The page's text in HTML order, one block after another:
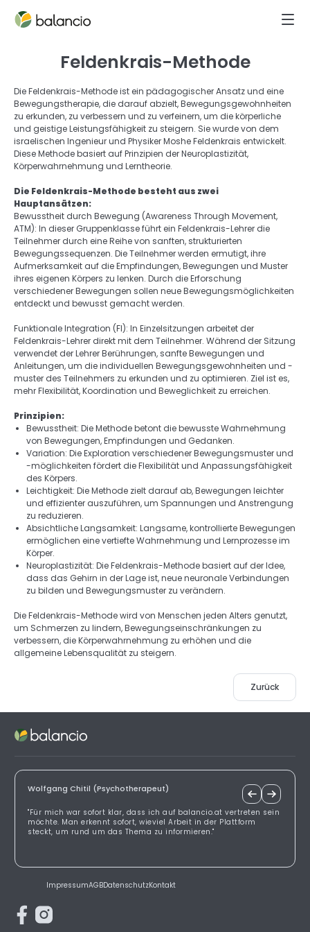
Feldenkrais-Methode
Die Feldenkrais-Methode ist ein pädagogischer Ansatz und eine
Bewegungstherapie, die darauf abzielt, Bewegungsgewohnheiten
zu erkunden, zu verbessern und zu verfeinern, um die körperliche
und geistige Leistungsfähigkeit zu steigern. Sie wurde von dem
israelischen Ingenieur und Physiker Moshe Feldenkrais entwickelt.
Diese Methode basiert auf Prinzipien der Neuroplastizität,
Körperwahrnehmung und Lerntheorie.
Die Feldenkrais-Methode besteht aus zwei
Hauptansätzen:
Bewusstheit durch Bewegung (Awareness Through Movement,
ATM): In dieser Gruppenklasse führt ein Feldenkrais-Lehrer die
Teilnehmer durch eine Reihe von sanften, strukturierten
Bewegungssequenzen. Die Teilnehmer werden ermutigt, ihre
Aufmerksamkeit auf die Empfindungen, Bewegungen und Muster
ihres eigenen Körpers zu lenken. Durch die Erforschung
verschiedener Bewegungen sollen neue Bewegungsmöglichkeiten
entdeckt und bewusst gemacht werden.
Funktionale Integration (FI): In Einzelsitzungen arbeitet der
Feldenkrais-Lehrer direkt mit dem Teilnehmer. Während der Sitzung
verwendet der Lehrer Berührungen, sanfte Bewegungen und
Anleitungen, um die individuellen Bewegungsgewohnheiten und -
muster des Teilnehmers zu erkunden und zu optimieren. Ziel ist es,
mehr Flexibilität, Koordination und Beweglichkeit zu erreichen.
Prinzipien:
Bewusstheit: Die Methode betont die bewusste Wahrnehmung
von Bewegungen, Empfindungen und Gedanken.
Variation: Die Exploration verschiedener Bewegungsmuster und
-möglichkeiten fördert die Flexibilität und Anpassungsfähigkeit
des Körpers.
Leichtigkeit: Die Methode zielt darauf ab, Bewegungen leichter
und effizienter auszuführen, um Spannungen und Anstrengung
zu reduzieren.
Absichtliche Langsamkeit: Langsame, kontrollierte Bewegungen
ermöglichen eine vertiefte Wahrnehmung und Lernprozesse im
Körper.
Neuroplastizität: Die Feldenkrais-Methode basiert auf der Idee,
dass das Gehirn in der Lage ist, neue neuronale Verbindungen
zu bilden und Bewegungsmuster zu verändern.
Die Feldenkrais-Methode wird von Menschen jeden Alters genutzt,
um Schmerzen zu lindern, Bewegungseinschränkungen zu
verbessern, die Körperwahrnehmung zu erhöhen und die
allgemeine Lebensqualität zu steigern.
Zurück
Wolfgang Chitil (Psychotherapeut)
"Für mich war sofort klar, dass ich auf balancio.at vertreten sein
möchte. Man erkennt sofort, wieviel Arbeit in der Plattform
steckt, um rund um das Thema zu informieren."
ImpressumAGBDatenschutzKontakt